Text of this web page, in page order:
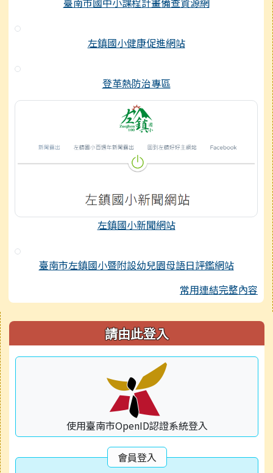
左鎮國小健康促進網站
登革熱防治專區
左鎮國小新聞網站
臺南市左鎮國小暨附設幼兒園母語日評鑑網站
常用連結完整內容
右邊區域內容 請由此登入
使用臺南市OpenID認證系統登入
會員登入